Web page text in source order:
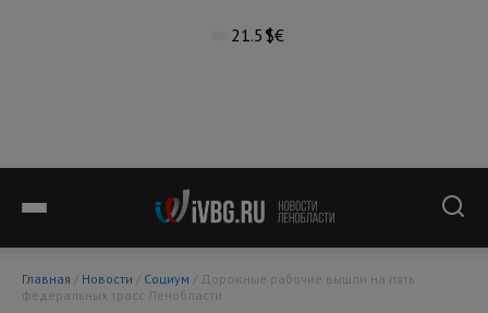
21.5°$€
Главная / Новости / Социум
федеральных трасс Ленобласти